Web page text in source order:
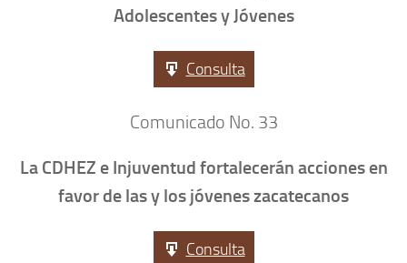
Adolescentes y Jóvenes
Consulta
Comunicado No. 33
La CDHEZ e Injuventud fortalecerán acciones en
favor de las y los jóvenes zacatecanos
Consulta